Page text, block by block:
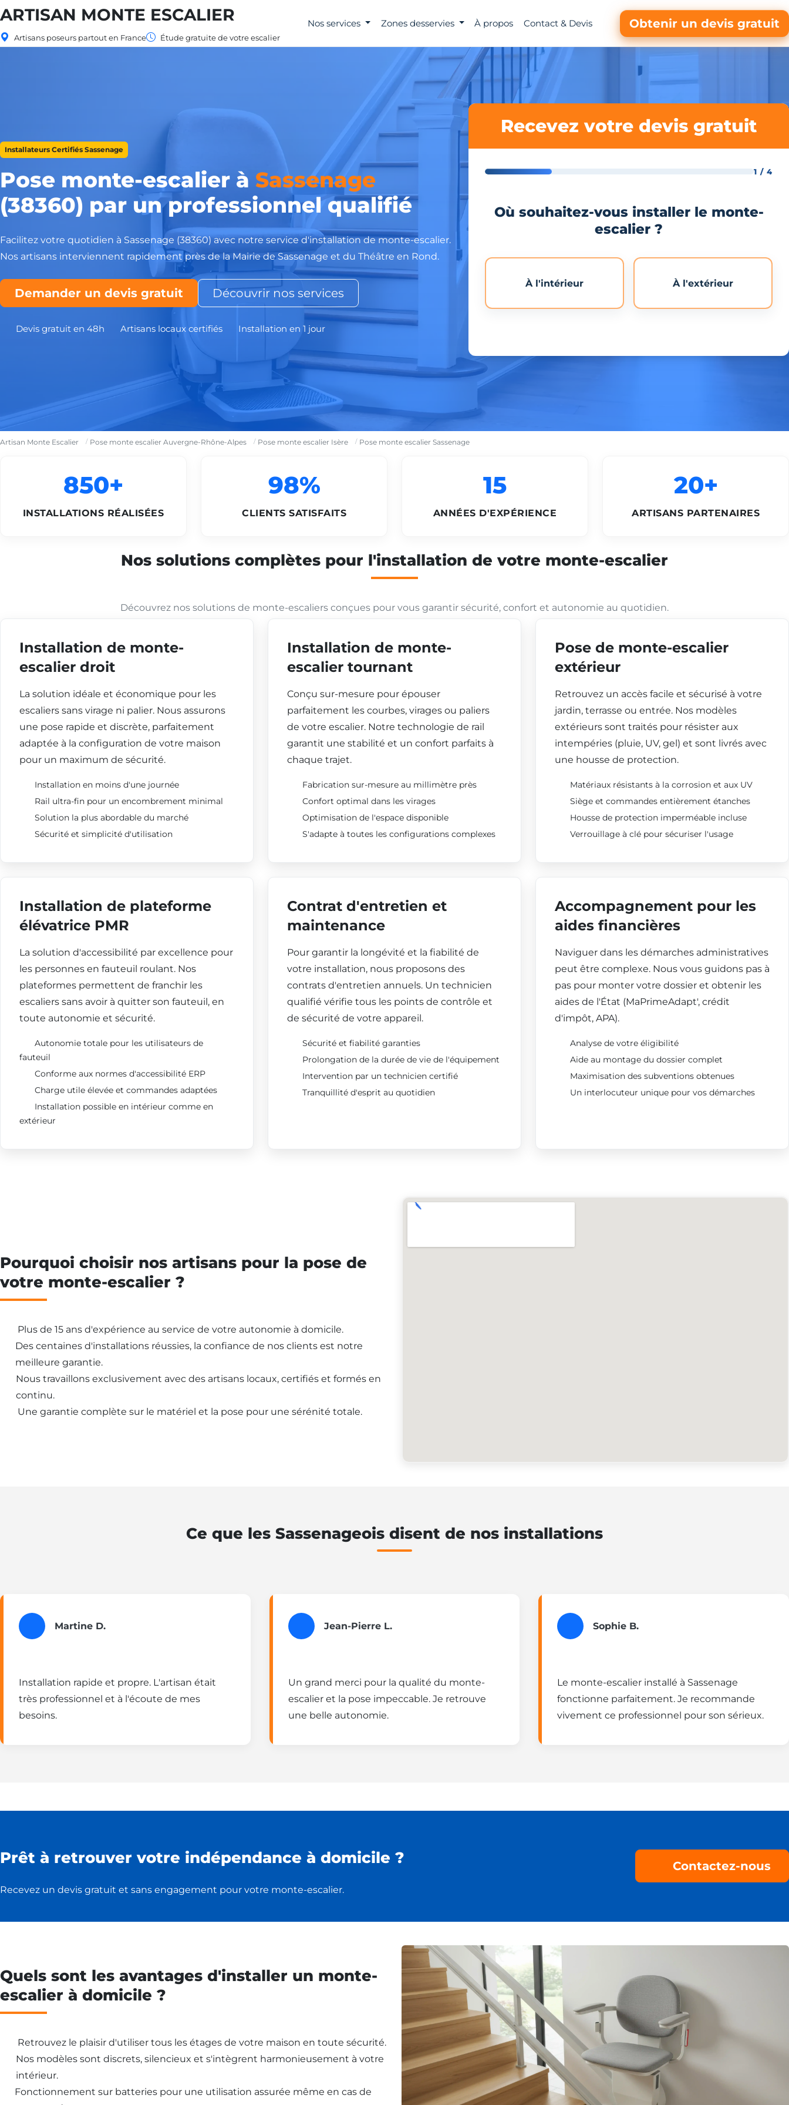
ARTISAN MONTE ESCALIER
Artisans poseurs partout en France Étude gratuite de votre escalier
Nos services Zones desservies À propos Contact & Devis Obtenir un devis gratuit
Installateurs Certifiés Sassenage
Pose monte-escalier à Sassenage
(38360) par un professionnel qualifié
Facilitez votre quotidien à Sassenage (38360) avec notre service d'installation de monte-escalier.
Nos artisans interviennent rapidement près de la Mairie de Sassenage et du Théâtre en Rond.
Demander un devis gratuit Découvrir nos services
Devis gratuit en 48h Artisans locaux certifiés Installation en 1 jour
Recevez votre devis gratuit
1 / 4
Où souhaitez-vous installer le monte-
escalier ?
À l'intérieur À l'extérieur
Artisan Monte Escalier Pose monte escalier Auvergne-Rhône-Alpes Pose monte escalier Isère Pose monte escalier Sassenage
850+
INSTALLATIONS RÉALISÉES
98%
CLIENTS SATISFAITS
15
ANNÉES D'EXPÉRIENCE
20+
ARTISANS PARTENAIRES
Nos solutions complètes pour l'installation de votre monte-escalier
Découvrez nos solutions de monte-escaliers conçues pour vous garantir sécurité, confort et autonomie au quotidien.
Installation de monte-
escalier droit
La solution idéale et économique pour les
escaliers sans virage ni palier. Nous assurons
une pose rapide et discrète, parfaitement
adaptée à la configuration de votre maison
pour un maximum de sécurité.
Installation en moins d'une journée
Rail ultra-fin pour un encombrement minimal
Solution la plus abordable du marché
Sécurité et simplicité d'utilisation
Installation de monte-
escalier tournant
Conçu sur-mesure pour épouser
parfaitement les courbes, virages ou paliers
de votre escalier. Notre technologie de rail
garantit une stabilité et un confort parfaits à
chaque trajet.
Fabrication sur-mesure au millimètre près
Confort optimal dans les virages
Optimisation de l'espace disponible
S'adapte à toutes les configurations complexes
Pose de monte-escalier
extérieur
Retrouvez un accès facile et sécurisé à votre
jardin, terrasse ou entrée. Nos modèles
extérieurs sont traités pour résister aux
intempéries (pluie, UV, gel) et sont livrés avec
une housse de protection.
Matériaux résistants à la corrosion et aux UV
Siège et commandes entièrement étanches
Housse de protection imperméable incluse
Verrouillage à clé pour sécuriser l'usage
Installation de plateforme
élévatrice PMR
La solution d'accessibilité par excellence pour
les personnes en fauteuil roulant. Nos
plateformes permettent de franchir les
escaliers sans avoir à quitter son fauteuil, en
toute autonomie et sécurité.
Autonomie totale pour les utilisateurs de
fauteuil
Conforme aux normes d'accessibilité ERP
Charge utile élevée et commandes adaptées
Installation possible en intérieur comme en
extérieur
Contrat d'entretien et
maintenance
Pour garantir la longévité et la fiabilité de
votre installation, nous proposons des
contrats d'entretien annuels. Un technicien
qualifié vérifie tous les points de contrôle et
de sécurité de votre appareil.
Sécurité et fiabilité garanties
Prolongation de la durée de vie de l'équipement
Intervention par un technicien certifié
Tranquillité d'esprit au quotidien
Accompagnement pour les
aides financières
Naviguer dans les démarches administratives
peut être complexe. Nous vous guidons pas à
pas pour monter votre dossier et obtenir les
aides de l'État (MaPrimeAdapt', crédit
d'impôt, APA).
Analyse de votre éligibilité
Aide au montage du dossier complet
Maximisation des subventions obtenues
Un interlocuteur unique pour vos démarches
Pourquoi choisir nos artisans pour la pose de
votre monte-escalier ?
Plus de 15 ans d'expérience au service de votre autonomie à domicile.
Des centaines d'installations réussies, la confiance de nos clients est notre
meilleure garantie.
Nous travaillons exclusivement avec des artisans locaux, certifiés et formés en
continu.
Une garantie complète sur le matériel et la pose pour une sérénité totale.
Ce que les Sassenageois disent de nos installations
Martine D.
Installation rapide et propre. L'artisan était
très professionnel et à l'écoute de mes
besoins.
Jean-Pierre L.
Un grand merci pour la qualité du monte-
escalier et la pose impeccable. Je retrouve
une belle autonomie.
Sophie B.
Le monte-escalier installé à Sassenage
fonctionne parfaitement. Je recommande
vivement ce professionnel pour son sérieux.
Prêt à retrouver votre indépendance à domicile ?
Recevez un devis gratuit et sans engagement pour votre monte-escalier.
Contactez-nous
Quels sont les avantages d'installer un monte-
escalier à domicile ?
Retrouvez le plaisir d'utiliser tous les étages de votre maison en toute sécurité.
Nos modèles sont discrets, silencieux et s'intègrent harmonieusement à votre
intérieur.
Fonctionnement sur batteries pour une utilisation assurée même en cas de